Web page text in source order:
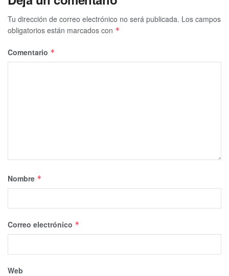
Tu dirección de correo electrónico no será publicada. Los campos
obligatorios están marcados con *
Comentario *
Nombre *
Correo electrónico *
Web